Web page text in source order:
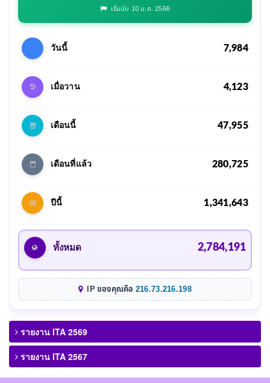
เริ่มนับ 10 ม.ค. 2566
วันนี้ 7,984
เมื่อวาน 4,123
เดือนนี้ 47,955
เดือนที่แล้ว 280,725
ปีนี้ 1,341,643
ทั้งหมด 2,784,191
IP ของคุณคือ 216.73.216.198
รายงาน ITA 2569
รายงาน ITA 2567